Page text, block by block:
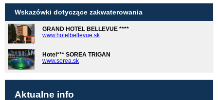
Wskazówki dotyczące zakwaterowania
GRAND HOTEL BELLEVUE ****
www.hotelbellevue.sk
Hotel*** SOREA TRIGAN
www.sorea.sk
Aktualne info